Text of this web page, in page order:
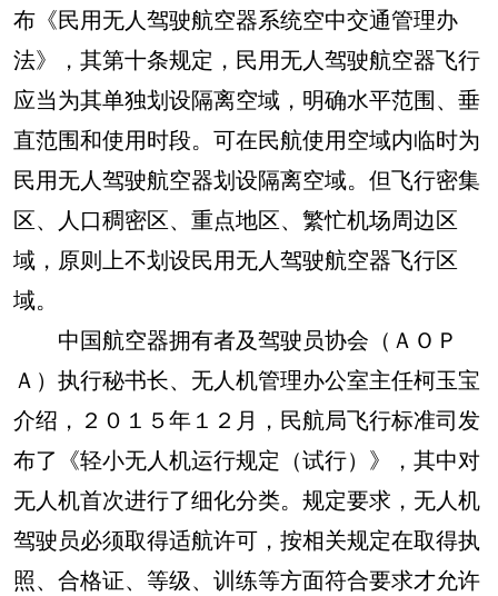
布《民用无人驾驶航空器系统空中交通管理办
法》，其第十条规定，民用无人驾驶航空器飞行
应当为其单独划设隔离空域，明确水平范围、垂
直范围和使用时段。可在民航使用空域内临时为
民用无人驾驶航空器划设隔离空域。但飞行密集
区、人口稠密区、重点地区、繁忙机场周边区
域，原则上不划设民用无人驾驶航空器飞行区
域。
中国航空器拥有者及驾驶员协会（ＡＯＰ
Ａ）执行秘书长、无人机管理办公室主任柯玉宝
介绍，２０１５年１２月，民航局飞行标准司发
布了《轻小无人机运行规定（试行）》，其中对
无人机首次进行了细化分类。规定要求，无人机
驾驶员必须取得适航许可，按相关规定在取得执
照、合格证、等级、训练等方面符合要求才允许